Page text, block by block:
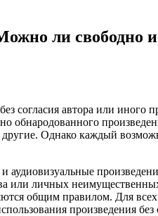
ли свободно
согласия автора или
обнародованного
Однако каждый
или личных
общим правилом. Для
произведения